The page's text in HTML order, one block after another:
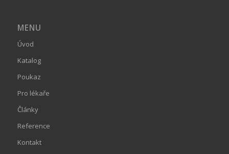
MENU
Úvod
Katalog
Poukaz
Pro lékaře
Články
Reference
Kontakt